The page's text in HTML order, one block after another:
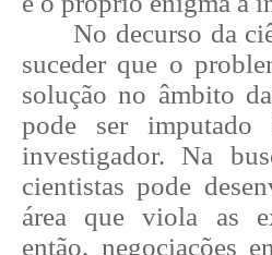
No decurso da
suceder que o
solução no âmbito
pode ser
investigador. Na
cientistas pode
área que viola as
então, negociações